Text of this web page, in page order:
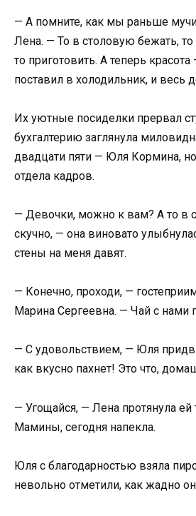
— А помните, как мы раньше
Лена. — То в столовую бежать,
то приготовить. А теперь красота
поставил в холодильник, и весь
Их уютные посиделки прервал
бухгалтерию заглянула
двадцати пяти — Юля Кормина,
отдела кадров.
— Девочки, можно к вам? А то в
скучно, — она виновато
стены на меня давят.
— Конечно, проходи, —
Марина Сергеевна. — Чай с нами
— С удовольствием, — Юля
как вкусно пахнет! Это что,
— Угощайся, — Лена протянула ей
Мамины, сегодня напекла.
Юля с благодарностью взяла
невольно отметили, как жадно